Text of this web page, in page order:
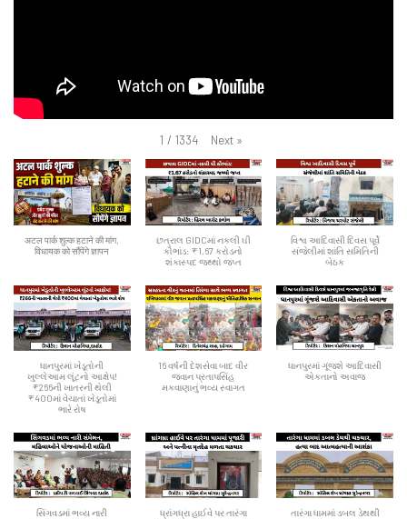
1 / 1334 Next »
अटल पार्क शुल्क हटाने की मांग,
विधायक को सौंपेंगे ज्ञापन
છત્રાલ GIDCમાં નકલી ઘી
કૌભાંડ: ₹1.67 કરોડનો
શંકાસ્પદ જથ્થો જપ્ત
વિશ્વ આદિવાસી દિવસ પૂર્વે
સંજેલીમાં શાંતિ સમિતિની
બેઠક
ધાનપુરમાં ખેડૂતોની
ખુલ્લેઆમ લૂંટનો આક્ષેપ!
₹266ની ખાતરની થેલી
₹400માં વેચાતાં ખેડૂતોમાં
ભારે રોષ
16 વર્ષની દેશસેવા બાદ વીર
જવાન પ્રતાપસિંહ
મકવાણાનું ભવ્ય સ્વાગત
ધાનપુરમાં ગૂંજશે આદિવાસી
એકતાનો અવાજ
સિંગવડમાં ભવ્ય નારી
ધ્રાંગધ્રા હાઈવે પર તારંગા
તારંગા ધામમાં ડબલ ડેથથી